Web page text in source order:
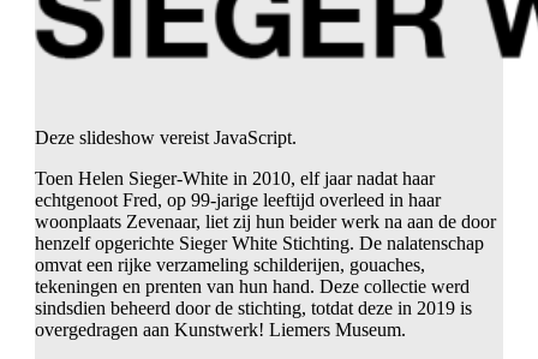
Deze slideshow vereist JavaScript.
Toen Helen Sieger-White in 2010, elf jaar nadat haar
echtgenoot Fred, op 99-jarige leeftijd overleed in haar
woonplaats Zevenaar, liet zij hun beider werk na aan de door
henzelf opgerichte Sieger White Stichting. De nalatenschap
omvat een rijke verzameling schilderijen, gouaches,
tekeningen en prenten van hun hand. Deze collectie werd
sindsdien beheerd door de stichting, totdat deze in 2019 is
overgedragen aan Kunstwerk! Liemers Museum.